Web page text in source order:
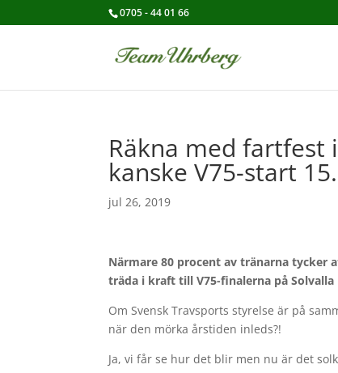
0705 - 44 01 66
Räkna med fartfest
kanske V75-start
jul 26, 2019
Närmare 80 procent av tränarna tycker
träda i kraft till V75-finalerna på
Om Svensk Travsports styrelse är på
när den mörka årstiden inleds?!
Ja, vi får se hur det blir men nu är det